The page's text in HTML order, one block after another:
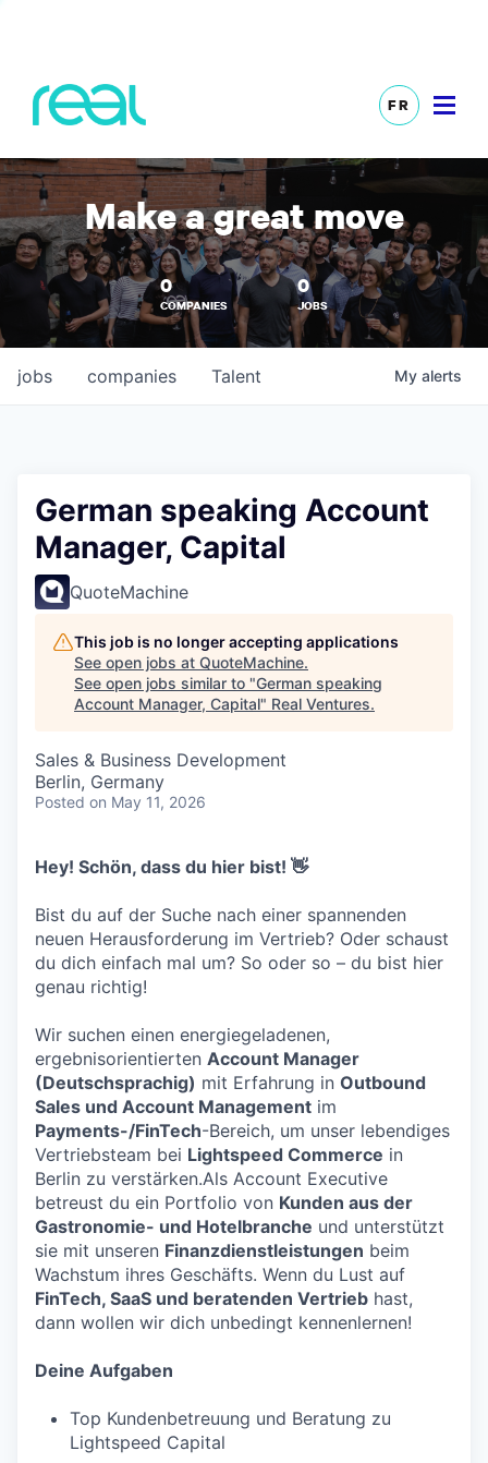
FR
Make a great move
0
COMPANIES
0
JOBS
jobs companies Talent My alerts
German speaking Account
Manager, Capital
QuoteMachine
This job is no longer accepting applications
See open jobs at QuoteMachine.
See open jobs similar to "German speaking
Account Manager, Capital" Real Ventures.
Sales & Business Development
Berlin, Germany
Posted on May 11, 2026
Hey! Schön, dass du hier bist! 👋
Bist du auf der Suche nach einer spannenden
neuen Herausforderung im Vertrieb? Oder schaust
du dich einfach mal um? So oder so – du bist hier
genau richtig!
Wir suchen einen energiegeladenen,
ergebnisorientierten Account Manager
(Deutschsprachig) mit Erfahrung in Outbound
Sales und Account Management im
Payments-/FinTech-Bereich, um unser lebendiges
Vertriebsteam bei Lightspeed Commerce in
Berlin zu verstärken.Als Account Executive
betreust du ein Portfolio von Kunden aus der
Gastronomie- und Hotelbranche und unterstützt
sie mit unseren Finanzdienstleistungen beim
Wachstum ihres Geschäfts. Wenn du Lust auf
FinTech, SaaS und beratenden Vertrieb hast,
dann wollen wir dich unbedingt kennenlernen!
Deine Aufgaben
Top Kundenbetreuung und Beratung zu
Lightspeed Capital